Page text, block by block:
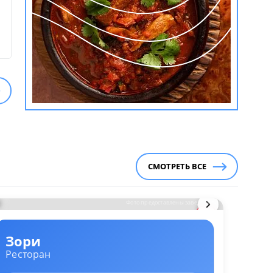
СМОТРЕТЬ ВСЕ
Фото предоставлены заведением
Зори
Ресторан